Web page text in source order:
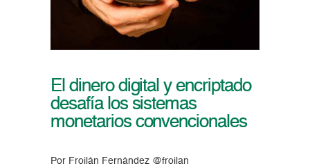
El dinero digital y encriptado
desafía los sistemas
monetarios convencionales
Por Froilán Fernández @froilan